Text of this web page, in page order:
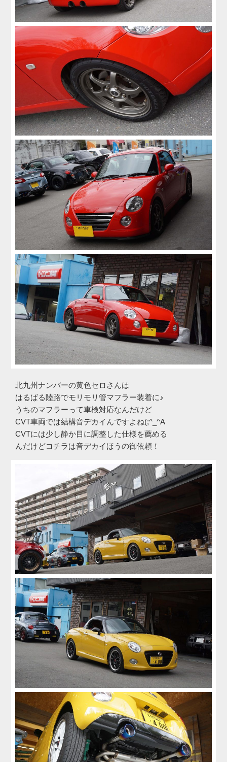
北九州ナンバーの黄色セロさんは
はるばる陸路でモリモリ管マフラー装着に♪
うちのマフラーって車検対応なんだけど
CVT車両では結構音デカイんですよね(;^_^A
CVTには少し静か目に調整した仕様を薦める
んだけどコチラは音デカイほうの御依頼！